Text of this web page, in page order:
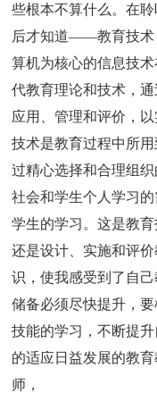
些根本不算什么。在
后才知道——教育技术
算机为核心的信息技
代教育理论和技术，
应用、管理和评价，
技术是教育过程中所
过精心选择和合理组
社会和学生个人学习
学生的学习。这是教
还是设计、实施和评
识，使我感受到了自
储备必须尽快提升，
技能的学习，不断提
的适应日益发展的教
师，